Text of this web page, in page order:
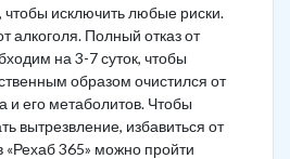
чтобы исключить любые риски.
алкоголя. Полный отказ от
на 3-7 суток, чтобы
образом очистился от
и его метаболитов. Чтобы
вытрезвление, избавиться от
«Рехаб 365» можно пройти